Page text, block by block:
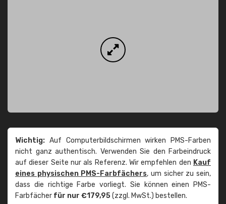
Wichtig: Auf Computerbildschirmen wirken PMS-Farben
nicht ganz authentisch. Verwenden Sie den Farbeindruck
auf dieser Seite nur als Referenz. Wir empfehlen den Kauf
eines physischen PMS-Farbfächers, um sicher zu sein,
dass die richtige Farbe vorliegt. Sie können einen PMS-
Farbfächer für nur €179,95(zzgl. MwSt.) bestellen.